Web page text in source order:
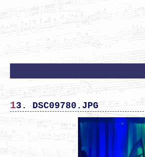
13. DSC09780.JPG